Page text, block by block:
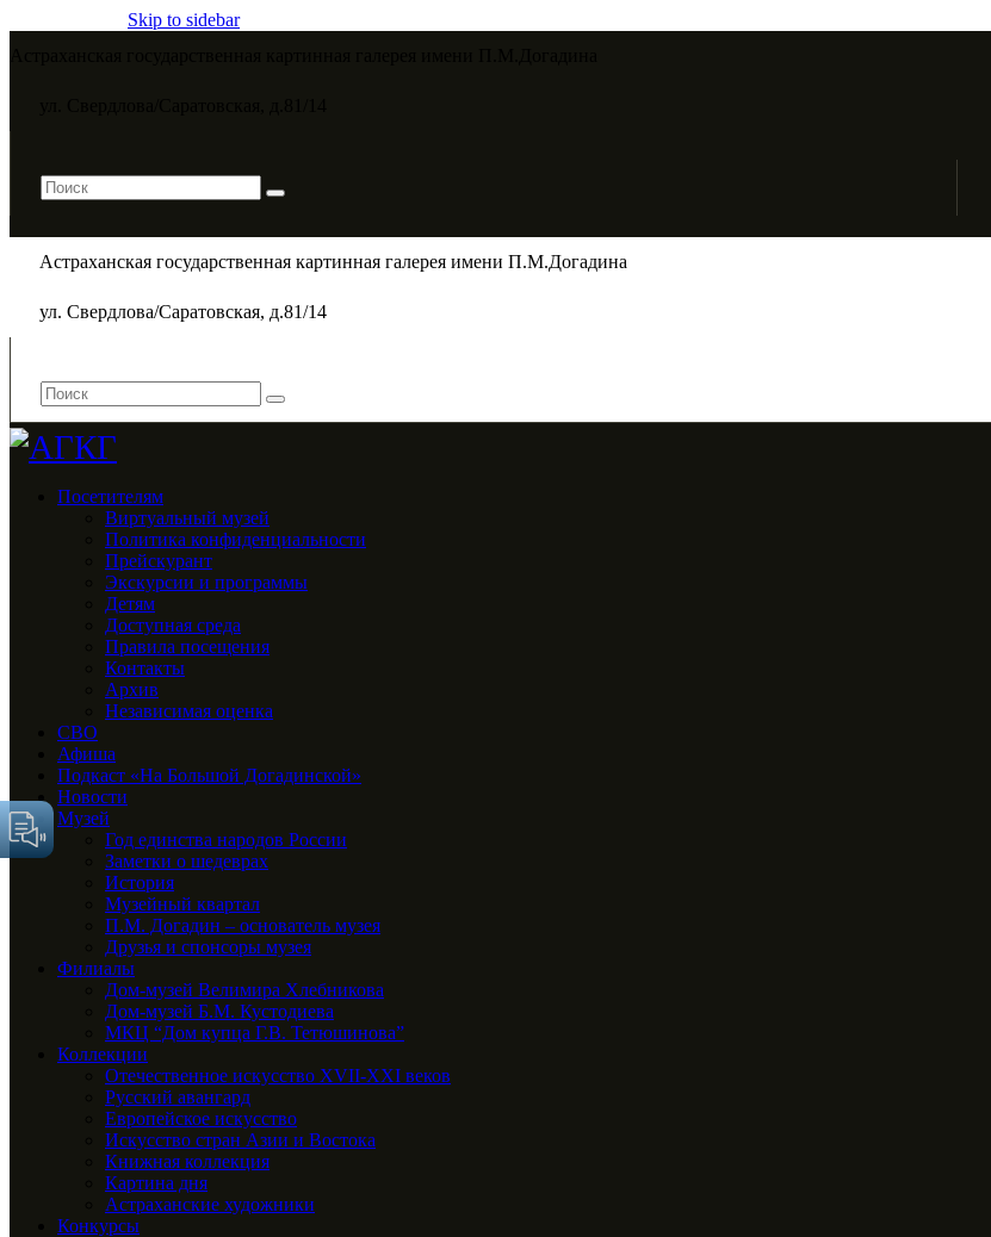
Skip to sidebar
Астраханская государственная картинная галерея имени П.М.Догадина​
ул. Свердлова/Саратовская, д.81/14
Посетителям
Виртуальный музей
Политика конфиденциальности
Прейскурант
Экскурсии и программы
Детям
Доступная среда
Правила посещения
Контакты
Архив
Независимая оценка
СВО
Афиша
Подкаст «На Большой Догадинской»
Новости
Музей
Год единства народов России
Заметки о шедеврах
История
Музейный квартал
П.М. Догадин – основатель музея
Друзья и спонсоры музея
Филиалы
Дом-музей Велимира Хлебникова
Дом-музей Б.М. Кустодиева
МКЦ “Дом купца Г.В. Тетюшинова”
Коллекции
Отечественное искусство XVII-XXI веков
Русский авангард
Европейское искусство
Искусство стран Азии и Востока
Книжная коллекция
Картина дня
Астраханские художники
Конкурсы